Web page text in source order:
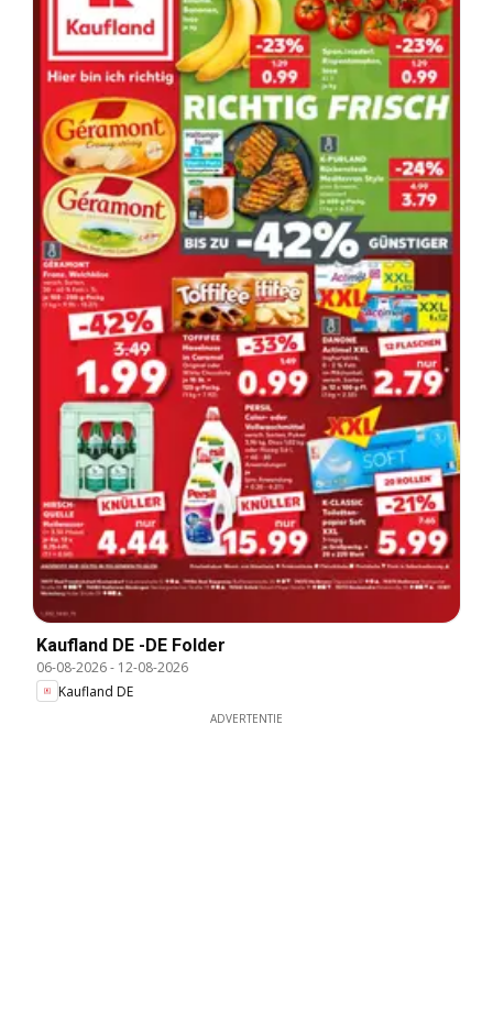
Kaufland DE -DE Folder
06-08-2026- 12-08-2026
Kaufland DE
ADVERTENTIE